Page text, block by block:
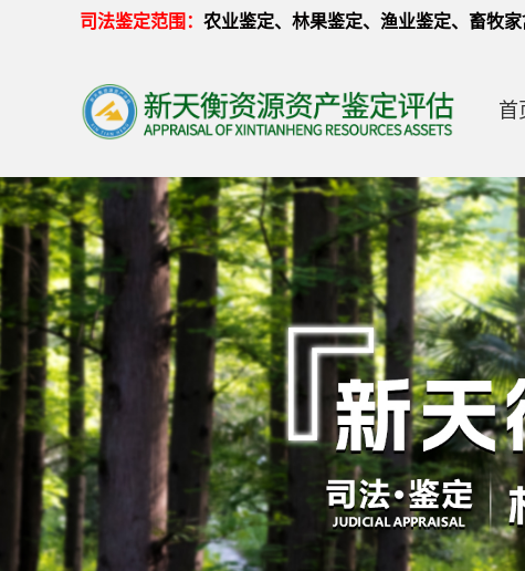
司法鉴定范围 ： 农业鉴定、林果鉴定、渔业鉴定、畜牧
首